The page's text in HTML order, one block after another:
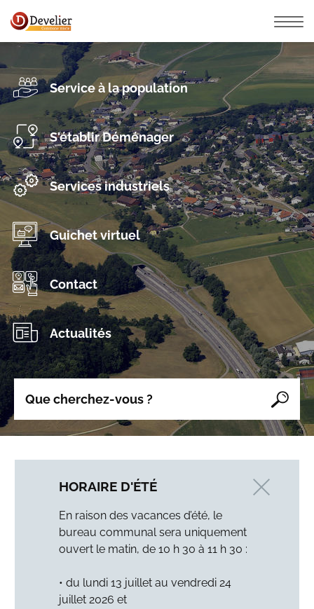
HORAIRE D'ÉTÉ
En raison des vacances d’été, le
bureau communal sera uniquement
ouvert le matin, de 10 h 30 à 11 h 30 :
• du lundi 13 juillet au vendredi 24
juillet 2026 et
clés
Service à la population
S'établir Déménager
Services industriels
Guichet virtuel
Contact
Actualités